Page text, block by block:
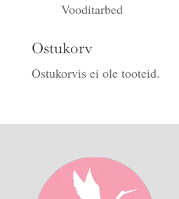
Vooditarbed
Ostukorv
Ostukorvis ei ole tooteid.